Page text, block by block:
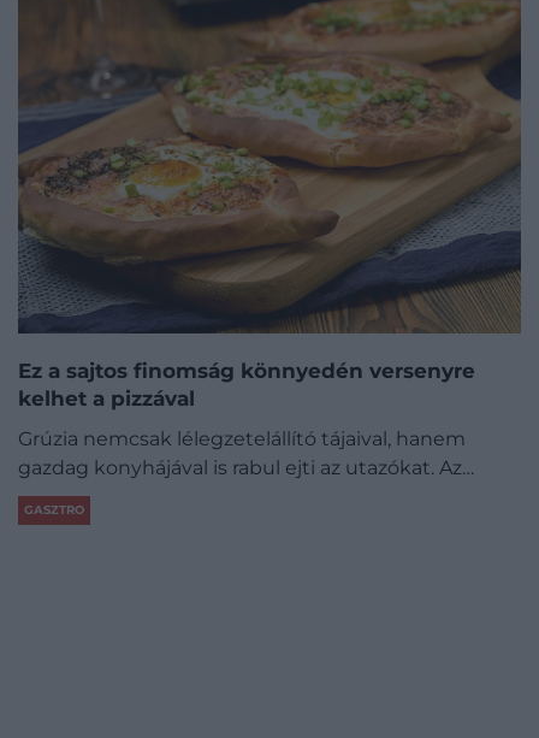
Ez a sajtos finomság könnyedén versenyre
kelhet a pizzával
Grúzia nemcsak lélegzetelállító tájaival, hanem
gazdag konyhájával is rabul ejti az utazókat. Az…
GASZTRO